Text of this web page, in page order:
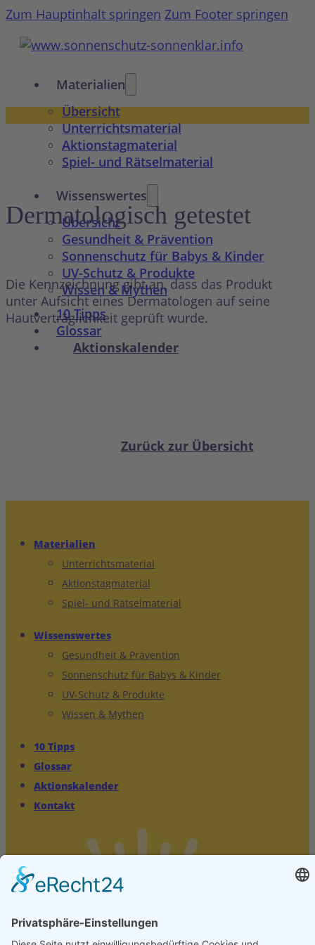
Zum Hauptinhalt springen Zum Footer springen
Materialien
Übersicht
Unterrichtsmaterial
Aktionstagmaterial
Spiel- und Rätselmaterial
Wissenswertes
Übersicht
Gesundheit & Prävention
Sonnenschutz für Babys & Kinder
UV-Schutz & Produkte
Wissen & Mythen
10 Tipps
Glossar
Aktionskalender
Dermatologisch getestet
Die Kennzeichnung gibt an, dass das Produkt
unter Aufsicht eines Dermatologen auf seine
Hautverträglichkeit geprüft wurde.
Zurück zur Übersicht
Materialien
Unterrichtsmaterial
Aktionstagmaterial
Spiel- und Rätselmaterial
Wissenswertes
Gesundheit & Prävention
Sonnenschutz für Babys & Kinder
UV-Schutz & Produkte
Wissen & Mythen
10 Tipps
Glossar
Aktionskalender
Kontakt